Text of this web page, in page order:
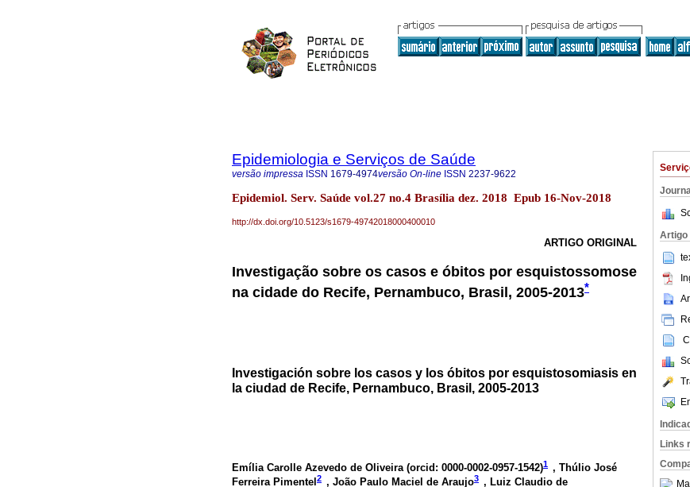
Artigo
Links
Epidemiologia e Serviços de Saúde
versão impressa ISSN 1679-4974versão On-line ISSN 2237-9622
Epidemiol. Serv. Saúde vol.27 no.4 Brasília dez. 2018 Epub 16-Nov-2018
http://dx.doi.org/10.5123/s1679-49742018000400010
ARTIGO ORIGINAL
Investigação sobre os casos e óbitos por esquistossomose
na cidade do Recife, Pernambuco, Brasil, 2005-2013*
Investigación sobre los casos y los óbitos por esquistosomiasis en
la ciudad de Recife, Pernambuco, Brasil, 2005-2013
Emília Carolle Azevedo de Oliveira (orcid: 0000-0002-0957-1542)1 , Thúlio José
Ferreira Pimentel 2 , João Paulo Maciel de Araujo3 , Luiz Claudio de